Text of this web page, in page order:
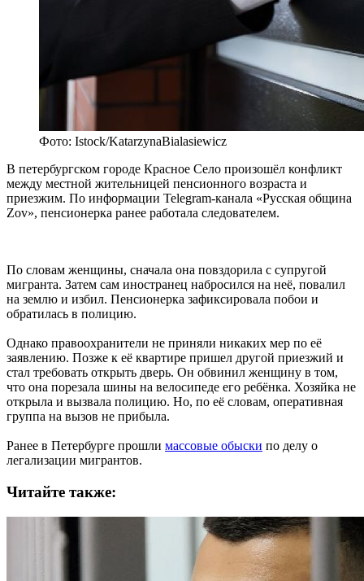
Фото: Istock/KatarzynaBialasiewicz
В петербургском городе Красное Село произошёл конфликт
между местной жительницей пенсионного возраста и
приезжим. По информации Telegram-канала «Русская община
Zov», пенсионерка ранее работала следователем.
По словам женщины, сначала она повздорила с супругой
мигранта. Затем сам иностранец набросился на неё, повалил
на землю и избил. Пенсионерка зафиксировала побои и
обратилась в полицию.
Однако правоохранители не приняли никаких мер по её
заявлению. Позже к её квартире пришел другой приезжий и
стал требовать открыть дверь. Он обвинил женщину в том,
что она порезала шины на велосипеде его ребёнка. Хозяйка не
открыла и вызвала полицию. Но, по её словам, оперативная
группа на вызов не прибыла.
Ранее в Петербурге прошли массовые обыски по делу о
легализации мигрантов.
Читайте также: